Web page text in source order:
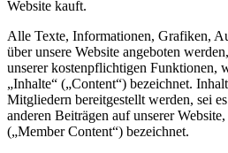
Website kauft.
Alle Texte, Informationen, Grafiken,
über unsere Website angeboten
unserer kostenpflichtigen Funktionen,
„Inhalte“ („Content“) bezeichnet.
Mitgliedern bereitgestellt werden, sei
anderen Beiträgen auf unserer
(„Member Content“) bezeichnet.